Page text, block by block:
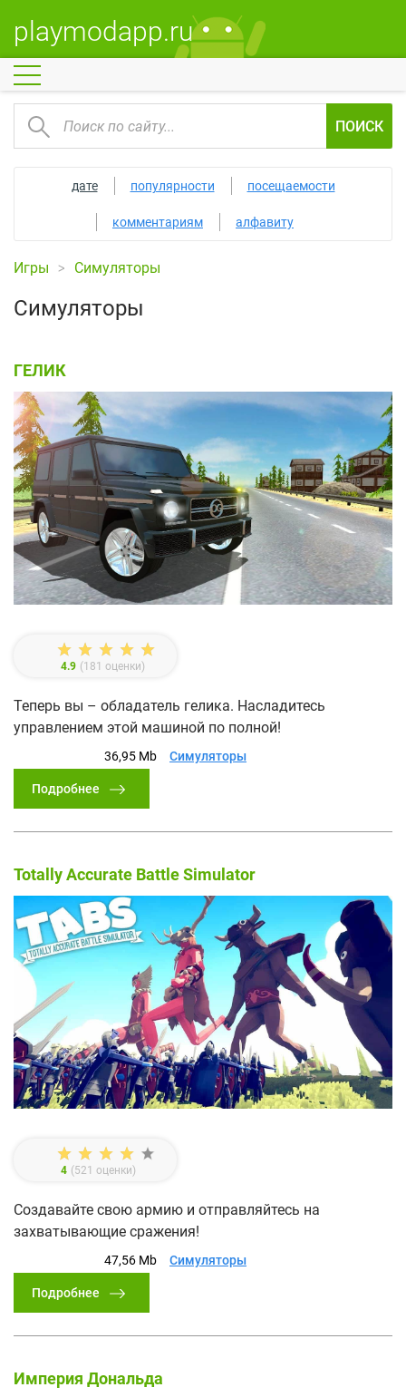
playmodapp.ru
ПОИСК
дате популярности посещаемости
комментариям алфавиту
Игры Симуляторы
Симуляторы
ГЕЛИК
4.9 (181 оценки)
Теперь вы – обладатель гелика. Насладитесь
управлением этой машиной по полной!
36,95 Mb Симуляторы
Подробнее
Totally Accurate Battle Simulator
4 (521 оценки)
Создавайте свою армию и отправляйтесь на
захватывающие сражения!
47,56 Mb Симуляторы
Подробнее
Империя Дональда